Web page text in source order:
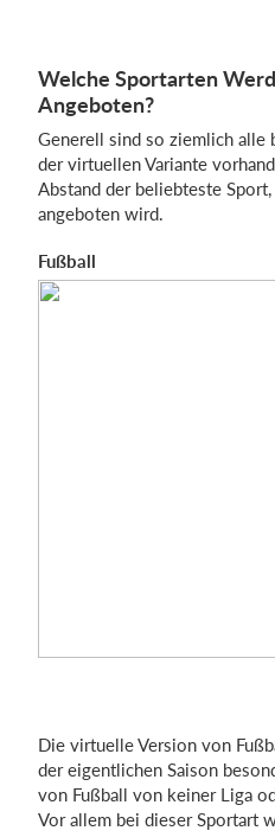
Welche Sportarten
Angeboten?
Generell sind so ziemlich alle
der virtuellen Variante
Abstand der beliebteste
angeboten wird.
Fußball
Die virtuelle Version von
der eigentlichen Saison
von Fußball von keiner Liga
Vor allem bei dieser Sportart